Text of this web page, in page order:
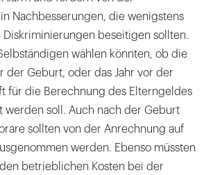
Nachbesserungen, die wenigstens
beseitigen sollten.
wählen könnten, ob die
der Geburt, oder das Jahr vor der
für die Berechnung des Elterngeldes
werden soll. Auch nach der Geburt
sollten von der Anrechnung auf
werden. Ebenso müssten
betrieblichen Kosten bei der